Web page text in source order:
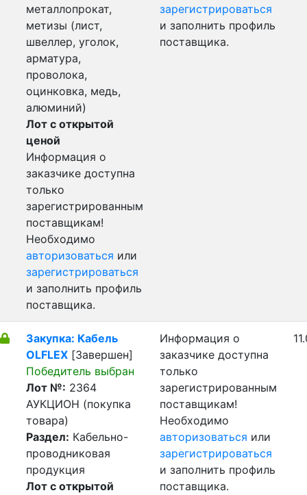
металлопрокат,
метизы (лист,
швеллер, уголок,
арматура,
проволока,
оцинковка, медь,
алюминий)
Лот с открытой
ценой
Информация о
заказчике доступна
только
зарегистрированным
поставщикам!
Необходимо
авторизоваться или
зарегистрироваться
и заполнить профиль
поставщика.
зарегистрироваться
и заполнить профиль
поставщика.
Закупка: Кабель
OLFLEX [Завершен]
Победитель выбран
Лот №: 2364
АУКЦИОН (покупка
товара)
Раздел: Кабельно-
проводниковая
продукция
Лот с открытой
Информация о
заказчике доступна
только
зарегистрированным
поставщикам!
Необходимо
авторизоваться или
зарегистрироваться
и заполнить профиль
поставщика.